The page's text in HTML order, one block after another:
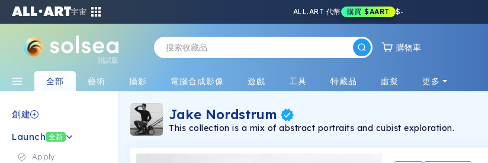
宇宙 ALL.ART 代幣 購買 $AART $-
測試版
購物車
全部 藝術 攝影 電腦合成影像 遊戲 工具 特藏品 虛擬 更多
創建
Launch 全新
Apply
Jake Nordstrum
This collection is a mix of abstract portraits and cubist exploration.